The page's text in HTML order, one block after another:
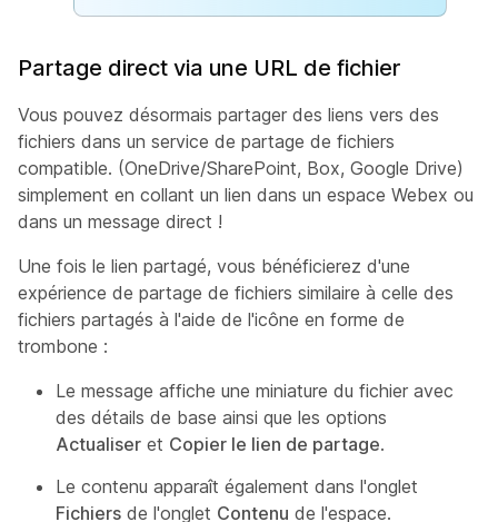
Partage direct via une URL de fichier
Vous pouvez désormais partager des liens vers des
fichiers dans un service de partage de fichiers
compatible. (OneDrive/SharePoint, Box, Google Drive)
simplement en collant un lien dans un espace Webex ou
dans un message direct !
Une fois le lien partagé, vous bénéficierez d'une
expérience de partage de fichiers similaire à celle des
fichiers partagés à l'aide de l'icône en forme de
trombone :
Le message affiche une miniature du fichier avec
des détails de base ainsi que les options
Actualiser et Copier le lien de partage.
Le contenu apparaît également dans l'onglet
Fichiers de l'onglet Contenu de l'espace.